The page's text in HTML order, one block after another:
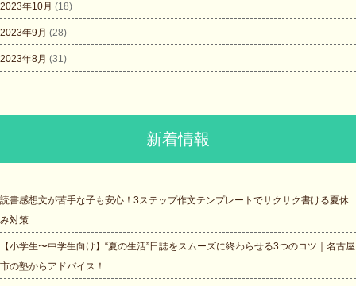
2023年10月 (18)
2023年9月 (28)
2023年8月 (31)
新着情報
読書感想文が苦手な子も安心！3ステップ作文テンプレートでサクサク書ける夏休
み対策
【小学生〜中学生向け】“夏の生活”日誌をスムーズに終わらせる3つのコツ｜名古屋
市の塾からアドバイス！